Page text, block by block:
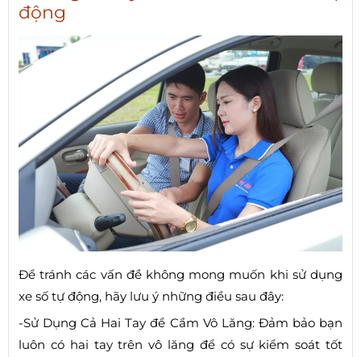
động
Để tránh các vấn đề không mong muốn khi sử dụng
xe số tự động, hãy lưu ý những điều sau đây:
-Sử Dụng Cả Hai Tay để Cầm Vô Lăng: Đảm bảo bạn
luôn có hai tay trên vô lăng để có sự kiểm soát tốt